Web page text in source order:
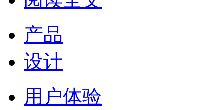
产品
设计
用户体验